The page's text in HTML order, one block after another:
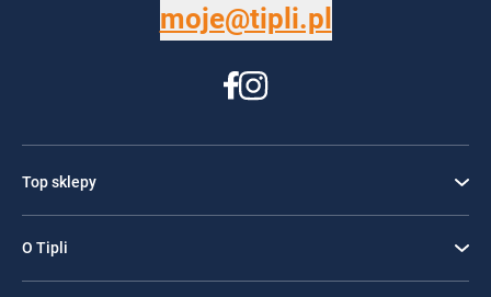
moje@tipli.pl
Top sklepy
O Tipli